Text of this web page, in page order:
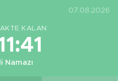
07.08.2026
KALAN
Namazı